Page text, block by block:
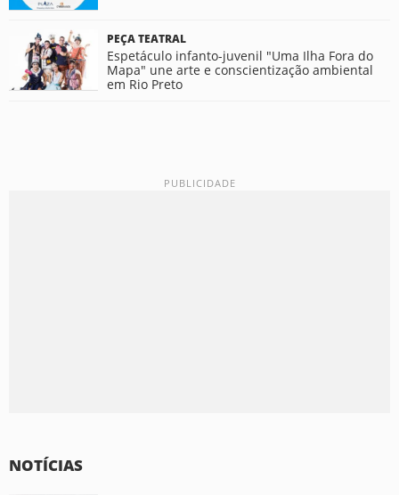
PEÇA TEATRAL
Espetáculo infanto-juvenil "Uma Ilha Fora do
Mapa" une arte e conscientização ambiental
em Rio Preto
NOTÍCIAS